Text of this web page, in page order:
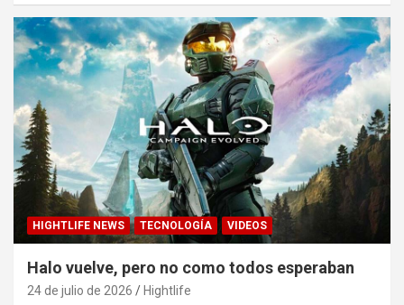
HIGHTLIFE NEWS TECNOLOGÍA VIDEOS
Halo vuelve, pero no como todos esperaban
24 de julio de 2026 Hightlife